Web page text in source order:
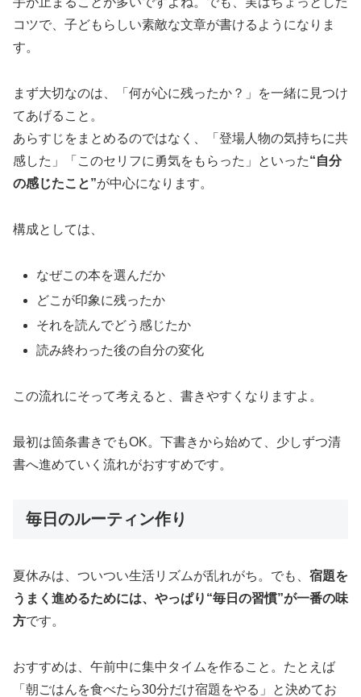
コツで、子どもらしい素敵な文章が書けるようになりま
す。
まず大切なのは、「何が心に残ったか？」を一緒に見つけ
てあげること。
あらすじをまとめるのではなく、「登場人物の気持ちに共
感した」「このセリフに勇気をもらった」といった“自分
の感じたこと”が中心になります。
構成としては、
なぜこの本を選んだか
どこが印象に残ったか
それを読んでどう感じたか
読み終わった後の自分の変化
この流れにそって考えると、書きやすくなりますよ。
最初は箇条書きでもOK。下書きから始めて、少しずつ清
書へ進めていく流れがおすすめです。
毎日のルーティン作り
夏休みは、ついつい生活リズムが乱れがち。でも、 宿題を
うまく進めるためには、やっぱり“毎日の習慣”が一番の味
方です。
おすすめは、午前中に集中タイムを作ること。たとえば
「朝ごはんを食べたら30分だけ宿題をやる」と決めてお